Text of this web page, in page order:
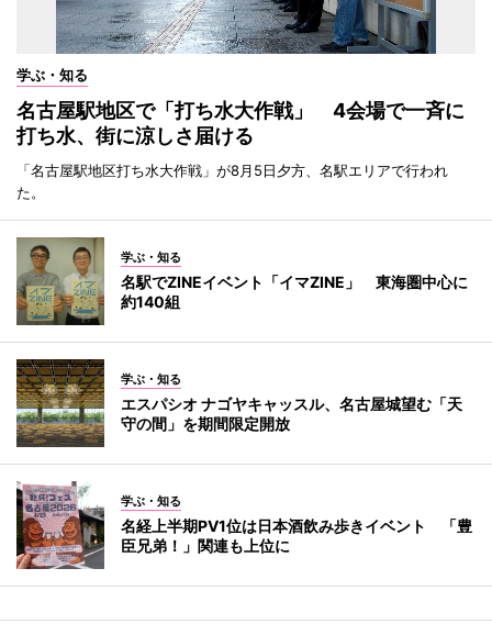
学ぶ・知る
名古屋駅地区で「打ち水大作戦」 4会場で一斉に
打ち水、街に涼しさ届ける
「名古屋駅地区打ち水大作戦」が8月5日夕方、名駅エリアで行われ
た。
学ぶ・知る
名駅でZINEイベント「イマZINE」 東海圏中心に
約140組
学ぶ・知る
エスパシオ ナゴヤキャッスル、名古屋城望む「天
守の間」を期間限定開放
学ぶ・知る
名経上半期PV1位は日本酒飲み歩きイベント 「豊
臣兄弟！」関連も上位に